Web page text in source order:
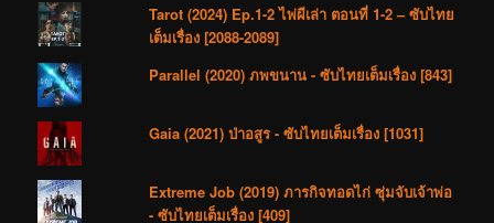
Tarot (2024) Ep.1-2 ไพ่ผีเล่า ตอนที่ 1-2 – ซับไทย
เต็มเรื่อง [2088-2089]
Parallel (2020) ภพขนาน - ซับไทยเต็มเรื่อง [843]
Gaia (2021) ป่าอสูร - ซับไทยเต็มเรื่อง [1031]
Extreme Job (2019) ภารกิจทอดไก่ ซุ่มจับเจ้าพ่อ
- ซับไทยเต็มเรื่อง [409]